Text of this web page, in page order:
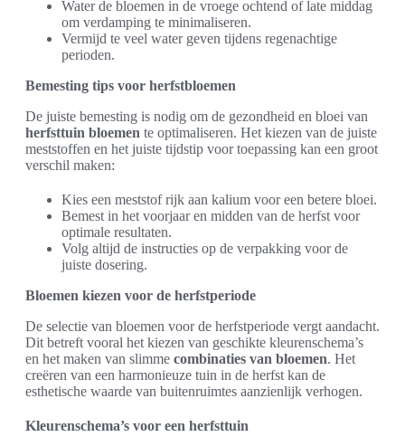
Water de bloemen in de vroege ochtend of late middag
om verdamping te minimaliseren.
Vermijd te veel water geven tijdens regenachtige
perioden.
Bemesting tips voor herfstbloemen
De juiste bemesting is nodig om de gezondheid en bloei van
herfsttuin bloemen te optimaliseren. Het kiezen van de juiste
meststoffen en het juiste tijdstip voor toepassing kan een groot
verschil maken:
Kies een meststof rijk aan kalium voor een betere bloei.
Bemest in het voorjaar en midden van de herfst voor
optimale resultaten.
Volg altijd de instructies op de verpakking voor de
juiste dosering.
Bloemen kiezen voor de herfstperiode
De selectie van bloemen voor de herfstperiode vergt aandacht.
Dit betreft vooral het kiezen van geschikte kleurenschema’s
en het maken van slimme combinaties van bloemen. Het
creëren van een harmonieuze tuin in de herfst kan de
esthetische waarde van buitenruimtes aanzienlijk verhogen.
Kleurenschema’s voor een herfsttuin